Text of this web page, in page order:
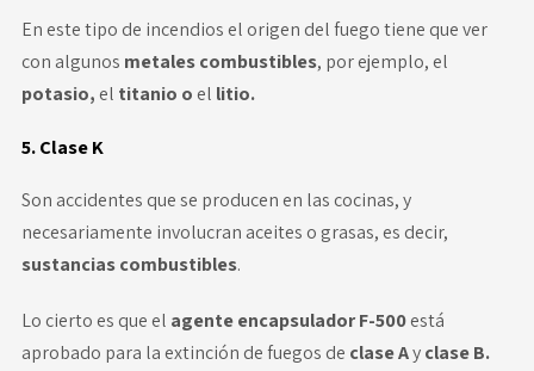
En este tipo de incendios el origen del fuego tiene que ver
con algunos metales combustibles, por ejemplo, el
potasio, el titanio o el litio.
5. Clase K
Son accidentes que se producen en las cocinas, y
necesariamente involucran aceites o grasas, es decir,
sustancias combustibles.
Lo cierto es que el agente encapsulador F-500está
aprobado para la extinción de fuegos de clase Ayclase B.